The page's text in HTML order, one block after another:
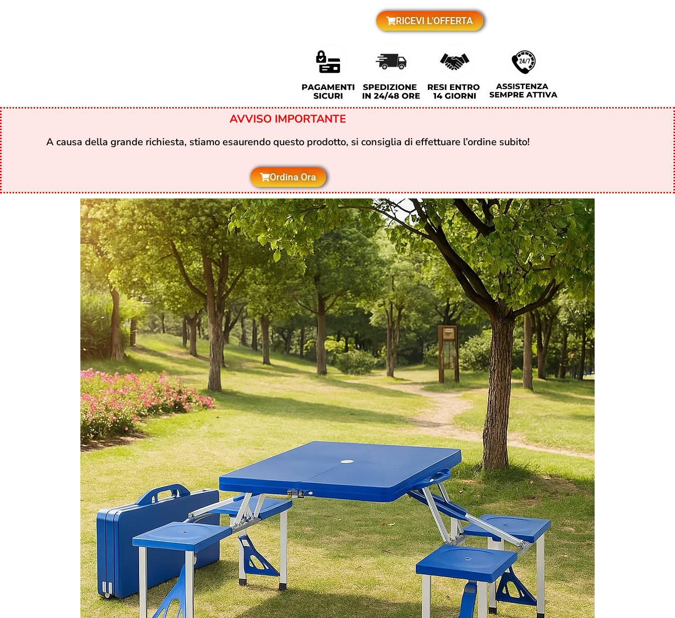
RICEVI L'OFFERTA
AVVISO IMPORTANTE
A causa della grande richiesta, stiamo esaurendo questo prodotto, si consiglia di effettuare l’ordine subito!
Ordina Ora